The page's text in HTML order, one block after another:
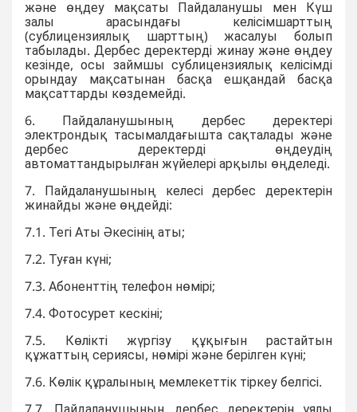
және өңдеу мақсаты Пайдаланушы мен Күш
залы арасындағы келісімшарттың
(сублицензиялық шарттың) жасалуы болып
табылады. Дербес деректерді жинау және өңдеу
кезінде, осы займшы сублицензиялық келісімді
орындау мақсатынан басқа ешқандай басқа
мақсаттарды көздемейді.
6. Пайдаланушының дербес деректері
электрондық тасымалдағышта сақталады және
дербес деректерді өңдеудің
автоматтандырылған жүйелері арқылы өңделеді.
7. Пайдаланушының келесі дербес деректерін
жинайды және өңдейді:
7.1. Тегі Аты Әкесінің аты;
7.2. Туған күні;
7.3. Абоненттің телефон нөмірі;
7.4. Фотосурет кескіні;
7.5. Көлікті жүргізу құқығын растайтын
құжаттың сериясы, нөмірі және берілген күні;
7.6. Көлік құралының мемлекеттік тіркеу белгісі.